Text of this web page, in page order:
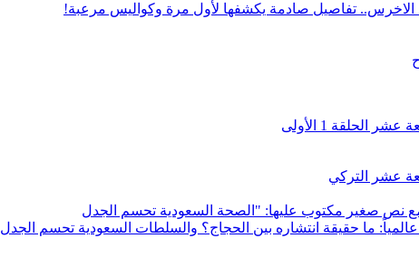
الاخرس.. تفاصيل صادمة يكشفها لأول مرة وكواليس مرعبة!
1 الأولى
عشر التركي
عالمياً: ما حقيقة انتشاره بين الحجاج؟ والسلطات السعودية تحسم الجدل